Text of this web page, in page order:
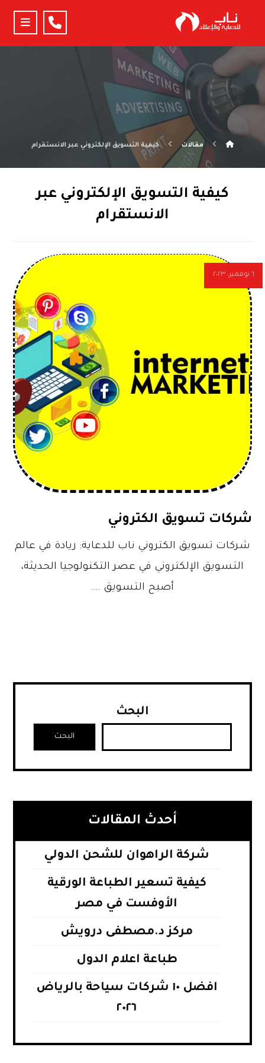
مقالات كيفية التسويق الإلكتروني عبر الانستقرام
كيفية التسويق الإلكتروني عبر
الانستقرام
شركات تسويق الكتروني
٦ نوفمبر، ٢٠٢٣
شركات تسويق الكتروني ناب للدعاية: ريادة في عالم
التسويق الإلكتروني في عصر التكنولوجيا الحديثة،
أصبح التسويق ...
البحث
البحث
أحدث المقالات
شركة الراهوان للشحن الدولي
كيفية تسعير الطباعة الورقية
الأوفست في مصر
مركز د.مصطفى درويش
طباعة اعلام الدول
افضل ١٠ شركات سياحة بالرياض
٢٠٢٦